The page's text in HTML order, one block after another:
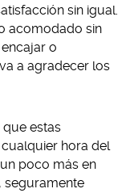
sin igual.
acomodado sin
o
a agradecer los
estas
hora del
poco más en
seguramente